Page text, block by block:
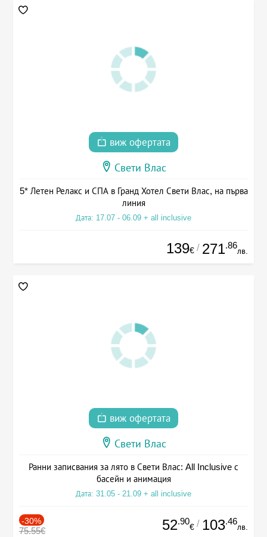
виж офертата
Свети Влас
5* Летен Релакс и СПА в Гранд Хотел Свети Влас, на първа
линия
Дата: 17.07 - 06.09 + all inclusive
139€ / 271.86
лв.
виж офертата
Свети Влас
Ранни записвания за лято в Свети Влас: All Inclusive с
басейн и анимация
Дата: 31.05 - 21.09 + all inclusive
-30%
75.55€ 52.90
€ / 103.46
лв.